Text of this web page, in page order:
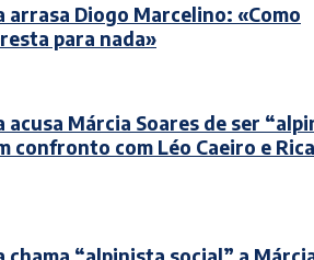
arrasa Diogo Marcelino: «Como
para nada»
Márcia Soares de ser
confronto com Léo Caeiro e
“alpinista social” a